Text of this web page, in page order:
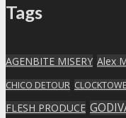
Tags
AGENBITE MISERY Alex
CHICO DETOUR
FLESH PRODUCE